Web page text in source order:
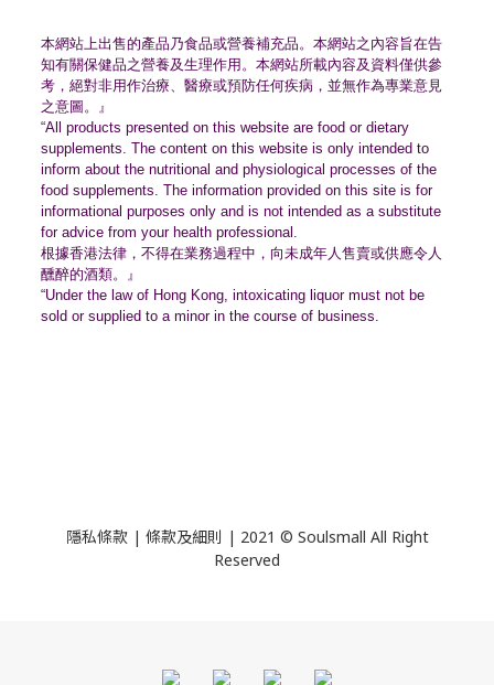
本網站上出售的產品乃食品或營養補充品。 本網站之內容旨在告
知有關保健品之營養及生理作用。 本網站所載內容及資料僅供參
考，絕對非用作治療、 醫療或預防任何疾病，並無作為專業意見
之意圖。』
“All products presented on this website are food or dietary
supplements. The content on this website is only intended to
inform about the nutritional and physiological processes of the
food supplements. The information provided on this site is for
informational purposes only and is not intended as a substitute
for advice from your health professional.
根據香港法律，不得在業務過程中， 向未成年人售賣或供應令人
醺醉的酒類。』
“Under the law of Hong Kong, intoxicating liquor must not be
sold or supplied to a minor in the course of business.
隱私條款 | 條款及細則 | 2021 © Soulsmall All Right
Reserved